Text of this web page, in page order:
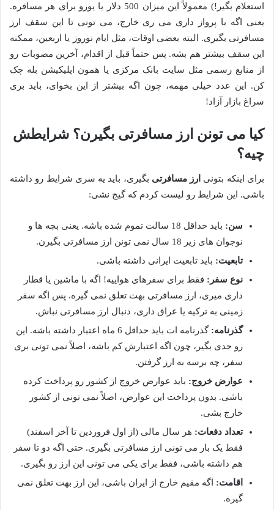
استعلام بگیر!) معمولاً این میزان 500 دلار یا یورو برای هر مسافره.
یعنی اگه با پرواز داری می ری خارج، می تونی تا این سقف ارز
مسافرتی بگیری. البته بعضی اوقات، مثل ایام نوروز یا اربعین، ممکنه
این سقف بیشتر هم بشه. پس حتماً قبل از اقدام، آخرین مصوبات رو
از منابع رسمی مثل سایت بانک مرکزی یا همون اپلیکیشن بله چک
کن. این عدد خیلی مهمه، چون اگه بیشتر از این بخوای، باید بری
سراغ بازار آزاد!
کیا می تونن ارز مسافرتی بگیرن؟ شرایطش
چیه؟
برای اینکه بتونی ارز مسافرتی بگیری، باید یه سری شرایط رو داشته
باشی. این شرایط رو لیست کردم که گیج نشی:
سن:
باید حداقل 18 سالت تموم شده باشه. یعنی بچه ها و
نوجوان های زیر 18 سال نمی تونن ارز مسافرتی بگیرن.
تابعیت: باید تابعیت ایرانی داشته باشی.
نوع سفر: فقط برای سفرهای هواییه! اگه با ماشین یا قطار
داری میری، ارز مسافرتی بهت تعلق نمی گیره. پس اگه سفر
زمینی به ترکیه یا عراق داری، دنبال ارز مسافرتی نباش.
گذرنامه:
گذرنامه ات باید حداقل 6 ماه اعتبار داشته باشه. این
رو جدی بگیر، چون اگه اعتبارش کم باشه، اصلاً نمی تونی بری
سفر، چه برسه به ارز گرفتن.
عوارض خروج: باید عوارض خروج از کشور رو پرداخت کرده
باشی. بدون پرداخت این عوارض، اصلاً نمی تونی از کشور
خارج بشی.
تعداد دفعات: هر سال مالی (از اول فروردین تا آخر اسفند)
فقط یک بار می تونی ارز مسافرتی بگیری. حتی اگه دو تا سفر
هم داشته باشی، فقط برای یکی می تونی این ارز رو بگیری.
اقامت: اگه مقیم خارج از ایران باشی، این ارز بهت تعلق نمی
گیره.